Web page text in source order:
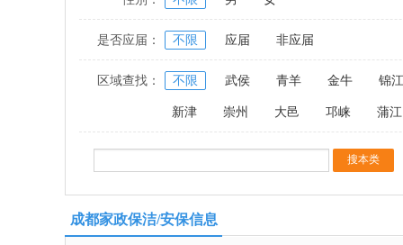
是否应届： 不限 应届 非应届
区域查找： 不限 武侯 青羊 金牛 锦江
新津 崇州 大邑 邛崃 蒲江
成都家政保洁/安保信息